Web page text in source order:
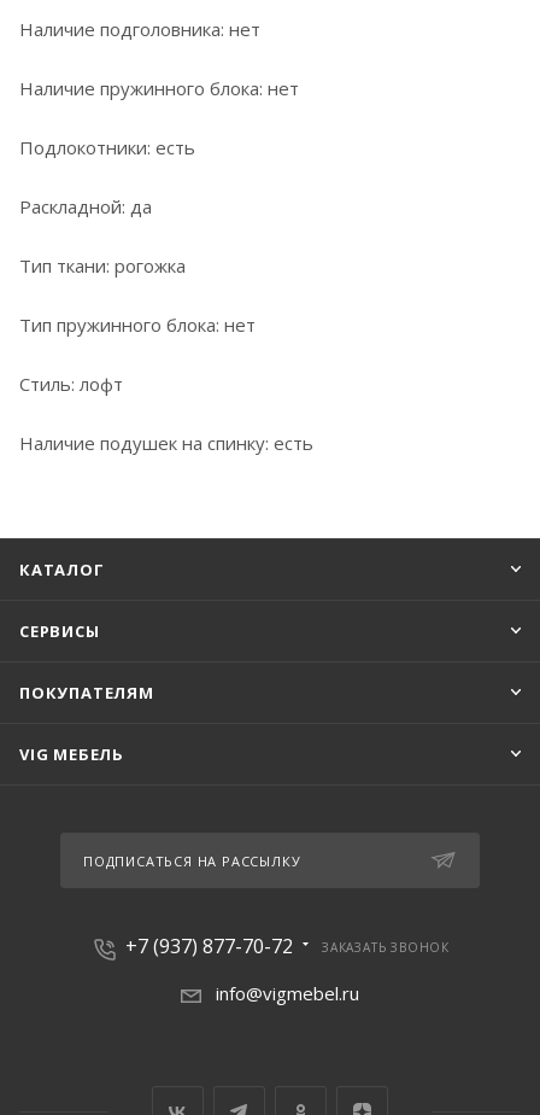
Наличие подголовника: нет
Наличие пружинного блока: нет
Подлокотники: есть
Раскладной: да
Тип ткани: рогожка
Тип пружинного блока: нет
Стиль: лофт
Наличие подушек на спинку: есть
КАТАЛОГ
СЕРВИСЫ
ПОКУПАТЕЛЯМ
VIG МЕБЕЛЬ
ПОДПИСАТЬСЯ НА РАССЫЛКУ
+7 (937) 877-70-72 ЗАКАЗАТЬ ЗВОНОК
info@vigmebel.ru